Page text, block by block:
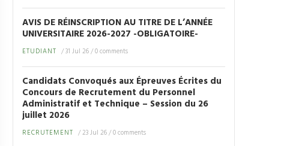
AVIS DE RÉINSCRIPTION AU TITRE DE L’ANNÉE
UNIVERSITAIRE 2026-2027 -OBLIGATOIRE-
ETUDIANT /31 Jul 26/0 comments
Candidats Convoqués aux Épreuves Écrites du
Concours de Recrutement du Personnel
Administratif et Technique – Session du 26
juillet 2026
RECRUTEMENT /23 Jul 26/0 comments